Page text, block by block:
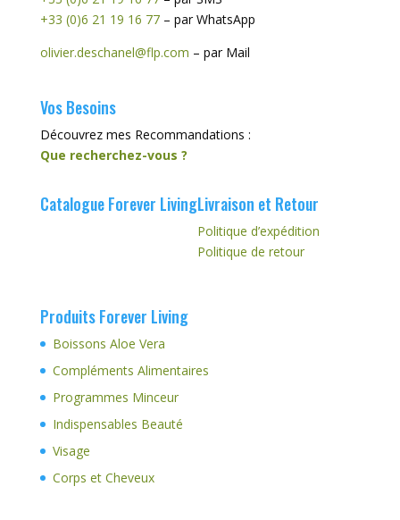
+33 (0)6 21 19 16 77– par WhatsApp
olivier.deschanel@flp.com – par Mail
Vos Besoins
Découvrez mes Recommandations :
Que recherchez-vous ?
Catalogue Forever LivingLivraison et Retour
Politique d’expédition
Politique de retour
Produits Forever Living
Boissons Aloe Vera
Compléments Alimentaires
Programmes Minceur
Indispensables Beauté
Visage
Corps et Cheveux